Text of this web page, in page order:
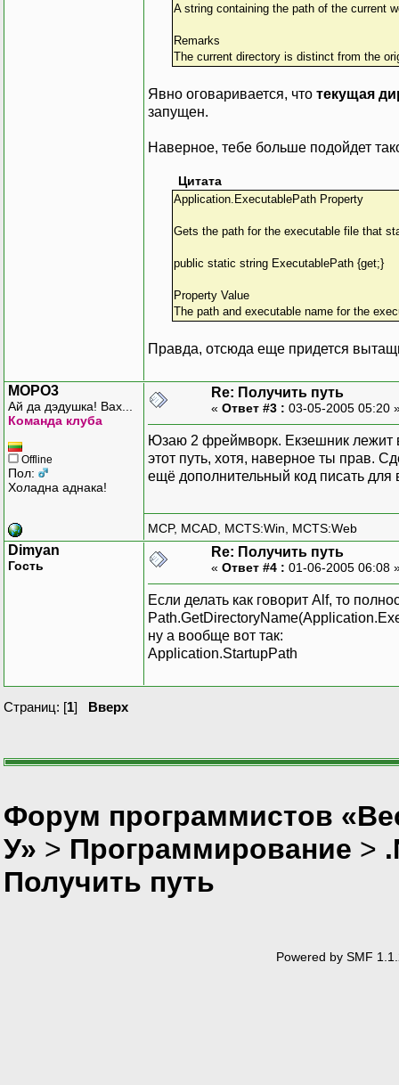
A string containing the path of the current
Remarks
The current directory is distinct from the
Явно оговаривается, что текущая
запущен.
Наверное, тебе больше подойдет
Цитата
Application.ExecutablePath Property
Gets the path for the executable file that
public static string ExecutablePath {get;}
Property Value
The path and executable name for the
Правда, отсюда еще придется
MOPO3
Ай да дэдушка! Вах...
Команда клуба
Offline
Пол:
Холадна аднака!
Re: Получить путь
« Ответ #3 : 03-05-2005 05:20
Юзаю 2 фреймворк. Екзешник лежит
этот путь, хотя, наверное ты прав.
ещё дополнительный код писать
MCP, MCAD, MCTS:Win, MCTS:Web
Dimyan
Гость
Re: Получить путь
« Ответ #4 : 01-06-2005 06:08
Если делать как говорит Alf, то
ну а вообще вот так:
Application.StartupPath
Страниц: [1] Вверх
Форум программистов
У» > Программирование >
Получить путь
Powered by SMF